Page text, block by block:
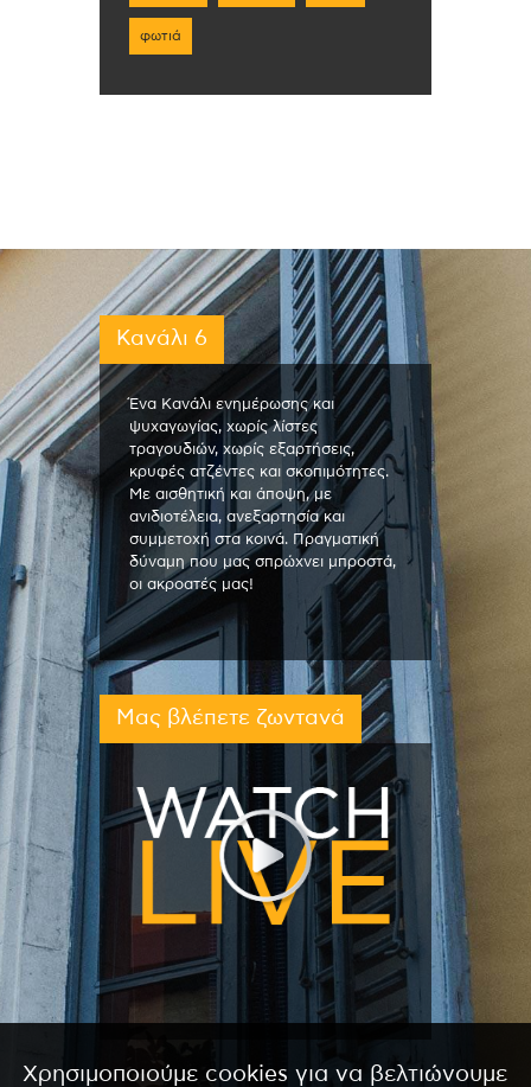
φωτιά
Κανάλι 6
Ένα Κανάλι ενημέρωσης και
ψυχαγωγίας, χωρίς λίστες
τραγουδιών, χωρίς εξαρτήσεις,
κρυφές ατζέντες και σκοπιμότητες.
Με αισθητική και άποψη, με
ανιδιοτέλεια, ανεξαρτησία και
συμμετοχή στα κοινά. Πραγματική
δύναμη που μας σπρώχνει μπροστά,
οι ακροατές μας!
Μας βλέπετε ζωντανά
Χρησιμοποιούμε cookies για να βελτιώνουμε